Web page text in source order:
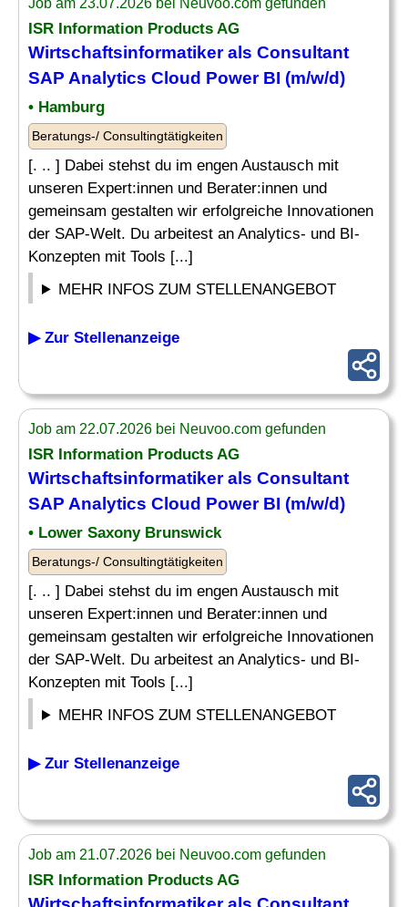
Job am 23.07.2026 bei Neuvoo.com gefunden
ISR Information Products AG
Wirtschaftsinformatiker als Consultant
SAP Analytics Cloud Power BI (m/w/d)
• Hamburg
Beratungs-/ Consultingtätigkeiten
[. .. ] Dabei stehst du im engen Austausch mit
unseren Expert:innen und Berater:innen und
gemeinsam gestalten wir erfolgreiche Innovationen
der SAP-Welt. Du arbeitest an Analytics- und BI-
Konzepten mit Tools [...]
MEHR INFOS ZUM STELLENANGEBOT
▶ Zur Stellenanzeige
Job am 22.07.2026 bei Neuvoo.com gefunden
ISR Information Products AG
Wirtschaftsinformatiker als Consultant
SAP Analytics Cloud Power BI (m/w/d)
• Lower Saxony Brunswick
Beratungs-/ Consultingtätigkeiten
[. .. ] Dabei stehst du im engen Austausch mit
unseren Expert:innen und Berater:innen und
gemeinsam gestalten wir erfolgreiche Innovationen
der SAP-Welt. Du arbeitest an Analytics- und BI-
Konzepten mit Tools [...]
MEHR INFOS ZUM STELLENANGEBOT
▶ Zur Stellenanzeige
Job am 21.07.2026 bei Neuvoo.com gefunden
ISR Information Products AG